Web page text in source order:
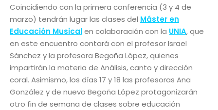
Coincidiendo con la primera conferencia (3 y 4 de
marzo) tendrán lugar las clases del Máster en
Educación Musicalen colaboración con la UNIA, que
en este encuentro contará con el profesor Israel
Sánchez y la profesora Begoña López, quienes
impartirán la materia de Análisis, canto y dirección
coral. Asimismo, los días 17 y 18 las profesoras Ana
González y de nuevo Begoña López protagonizarán
otro fin de semana de clases sobre educación